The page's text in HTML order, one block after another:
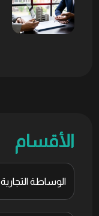
الأقسام
الوساطة التجارية